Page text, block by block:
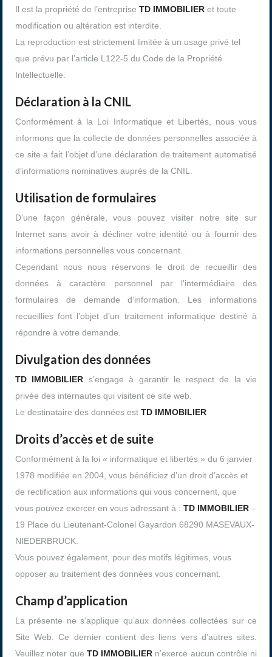
Il est la propriété de l’entreprise TD IMMOBILIER et toute
modification ou altération est interdite.
La reproduction est strictement limitée à un usage privé tel
que prévu par l’article L122-5 du Code de la Propriété
Intellectuelle.
Déclaration à la CNIL
Conformément à la Loi Informatique et Libertés, nous vous
informons que la collecte de données personnelles associée à
ce site a fait l’objet d’une déclaration de traitement automatisé
d’informations nominatives auprès de la CNIL.
Utilisation de formulaires
D’une façon générale, vous pouvez visiter notre site sur
Internet sans avoir à décliner votre identité ou à fournir des
informations personnelles vous concernant.
Cependant nous nous réservons le droit de recueillir des
données à caractère personnel par l’intermédiaire des
formulaires de demande d’information. Les informations
recueillies font l’objet d’un traitement informatique destiné à
répondre à votre demande.
Divulgation des données
TD IMMOBILIER s’engage à garantir le respect de la vie
privée des internautes qui visitent ce site web.
Le destinataire des données est TD IMMOBILIER
Droits d’accès et de suite
Conformément à la loi « informatique et libertés » du 6 janvier
1978 modifiée en 2004, vous bénéficiez d’un droit d’accès et
de rectification aux informations qui vous concernent, que
vous pouvez exercer en vous adressant à : TD IMMOBILIER –
19 Place du Lieutenant-Colonel Gayardon 68290 MASEVAUX-
NIEDERBRUCK.
Vous pouvez également, pour des motifs légitimes, vous
opposer au traitement des données vous concernant.
Champ d’application
La présente ne s’applique qu’aux données collectées sur ce
Site Web. Ce dernier contient des liens vers d’autres sites.
Veuillez noter que TD IMMOBILIER n’exerce aucun contrôle ni